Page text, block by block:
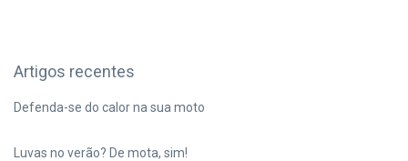
Artigos recentes
Defenda-se do calor na sua moto
Luvas no verão? De mota, sim!